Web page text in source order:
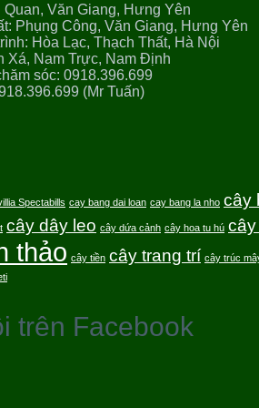
Văn Giang, Hưng Yên
Phụng Công, Văn Giang, Hưng Yên
Hòa Lạc, Thạch Thất, Hà Nội
Nam Trực, Nam Định
sóc: 0918.396.699
(Mr Tuấn)
Spectabills cay bang dai loan cay bang la nho cây
cây dây leo cây dứa cảnh cây hoa tu hú
thảo cây tiền cây trang trí cây trúc
trên Facebook